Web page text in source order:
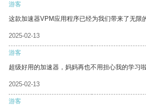
游客
这款加速器VPM应用程序已经为我们带来了无限
2025-02-13
游客
超级好用的加速器，妈妈再也不用担心我的学习啦
2025-02-13
游客